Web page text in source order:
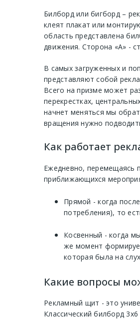
Билборд или бигборд –
клеят плакат или
область представлена
движения. Сторона «А» -
В самых загруженных и
представляют собой
Всего на призме может
перекрестках,
начнет меняться мы
вращения нужно
Как работает
Ежедневно, перемещаясь
приближающихся
Прямой - когда
потребления), то
Косвенный - когда
же момент
которая была на
Какие вопросы
Рекламный щит - это
Классический билборд